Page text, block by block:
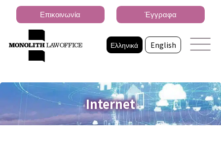
Ελληνικά English
Επικοινωνία Έγγραφα
Internet